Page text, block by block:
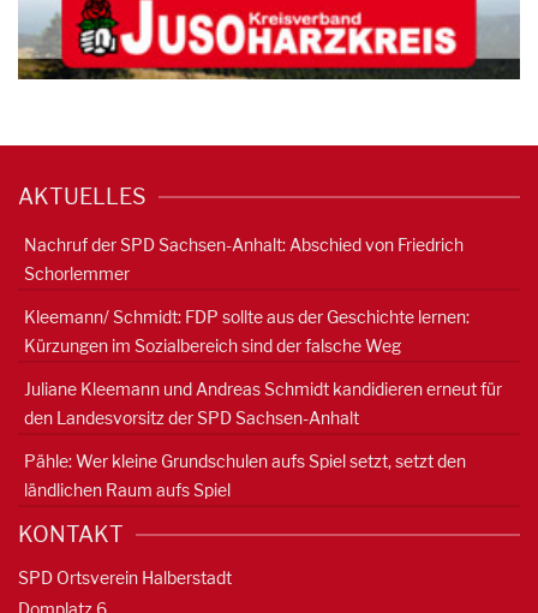
AKTUELLES
Nachruf der SPD Sachsen-Anhalt: Abschied von Friedrich
Schorlemmer
Kleemann/ Schmidt: FDP sollte aus der Geschichte lernen:
Kürzungen im Sozialbereich sind der falsche Weg
Juliane Kleemann und Andreas Schmidt kandidieren erneut für
den Landesvorsitz der SPD Sachsen-Anhalt
Pähle: Wer kleine Grundschulen aufs Spiel setzt, setzt den
ländlichen Raum aufs Spiel
KONTAKT
SPD Ortsverein Halberstadt